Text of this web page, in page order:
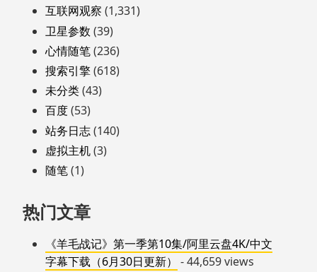
互联网观察 (1,331)
卫星参数 (39)
心情随笔(236)
搜索引擎(618)
未分类(43)
百度(53)
站务日志(140)
虚拟主机(3)
随笔(1)
热门文章
《羊毛战记》第一季第10集/阿里云盘4K/中文
字幕下载（6月30日更新）
- 44,659 views